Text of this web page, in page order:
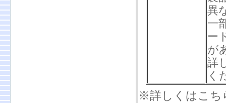
異
一
ー
が
詳
く
※詳しくはこち